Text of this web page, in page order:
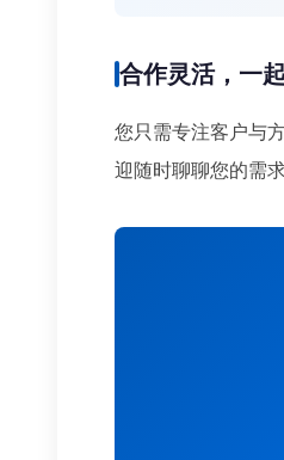
合作灵活，一
您只需专注客户与
迎随时聊聊您的需